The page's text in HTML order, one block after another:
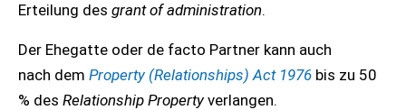
Erteilung des grant of administration.
Der Ehegatte oder de facto Partner kann auch
nach dem Property (Relationships) Act 1976 bis zu 50
% des Relationship Propertyverlangen.